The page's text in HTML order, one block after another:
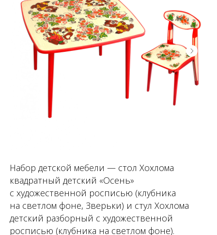
Набор детской мебели — стол Хохлома
квадратный детский «Осень»
с художественной росписью (клубника
на светлом фоне, Зверьки) и стул Хохлома
детский разборный с художественной
росписью (клубника на светлом фоне).